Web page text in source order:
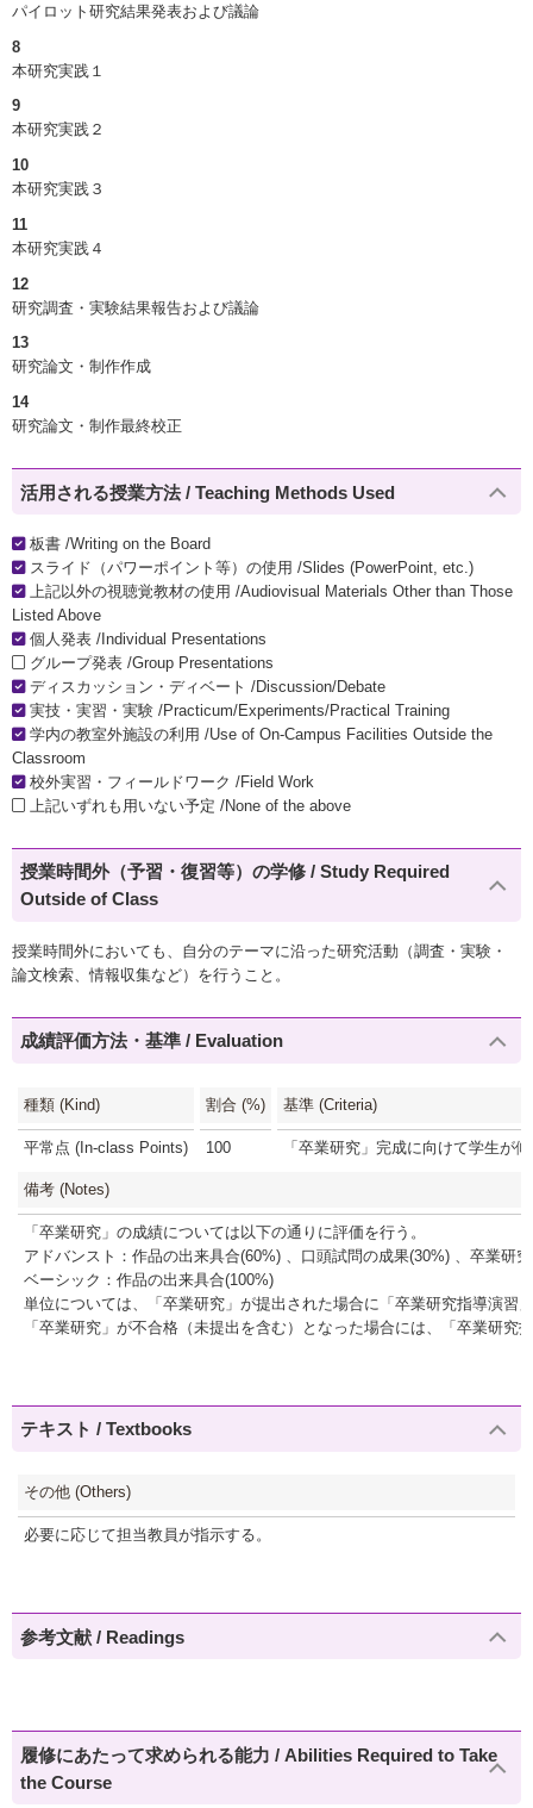
パイロット研究結果発表および議論
8
本研究実践１
9
本研究実践２
10
本研究実践３
11
本研究実践４
12
研究調査・実験結果報告および議論
13
研究論文・制作作成
14
研究論文・制作最終校正
活用される授業方法 / Teaching Methods Used
板書 /Writing on the Board
スライド（パワーポイント等）の使用 /Slides (PowerPoint, etc.)
上記以外の視聴覚教材の使用 /Audiovisual Materials Other than Those
Listed Above
個人発表 /Individual Presentations
グループ発表 /Group Presentations
ディスカッション・ディベート /Discussion/Debate
実技・実習・実験 /Practicum/Experiments/Practical Training
学内の教室外施設の利用 /Use of On-Campus Facilities Outside the
Classroom
校外実習・フィールドワーク /Field Work
上記いずれも用いない予定 /None of the above
授業時間外（予習・復習等）の学修 / Study Required
Outside of Class
授業時間外においても、自分のテーマに沿った研究活動（調査・実験・
論文検索、情報収集など）を行うこと。
成績評価方法・基準 / Evaluation
種類 (Kind) 割合 (%) 基準 (Criteria)
平常点 (In-class Points) 100 「卒業研究」完成に向けて学生が
備考 (Notes)
「卒業研究」の成績については以下の通りに評価を行う。
アドバンスト：作品の出来具合(60%) 、口頭試問の成果(30%) 、卒業研
ベーシック：作品の出来具合(100%)
単位については、「卒業研究」が提出された場合に「卒業研究指導演習
「卒業研究」が不合格（未提出を含む）となった場合には、「卒業研究
テキスト / Textbooks
その他 (Others)
必要に応じて担当教員が指示する。
参考文献 / Readings
履修にあたって求められる能力 / Abilities Required to Take
the Course